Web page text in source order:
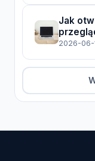
Jak
2026-06-